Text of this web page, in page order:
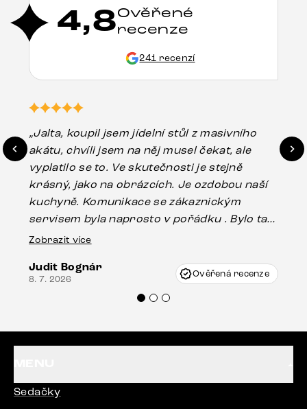
4,8Ověřené
recenze
241 recenzí
„Jalta, koupil jsem jídelní stůl z masivního
akátu, chvíli jsem na něj musel čekat, ale
vyplatilo se to. Ve skutečnosti je stejně
krásný, jako na obrázcích. Je ozdobou naší
kuchyně. Komunikace se zákaznickým
servisem byla naprosto v pořádku . Bylo tam
drobné poškození u nohy stolu, které mohlo
Vincze mi velmi korektně vyšli vstříc.
Doporučuji produkty Delife všem.“
Zobrazit více
Judit Bognár
8. 7. 2026 Ověřená recenze
Sedačky